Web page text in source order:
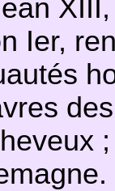
Ier,